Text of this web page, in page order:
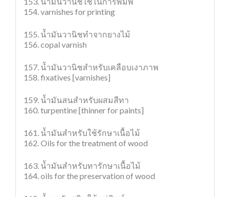
154. varnishes for printing
155. น้ำมันวานิชทำจากยางไม้
156. copal varnish
157. น้ำมันวานิชสำหรับเคลือบเงาภาพ
158. fixatives [varnishes]
159. น้ำมันสนสำหรับผสมสีทา
160. turpentine [thinner for paints]
161. น้ำมันสำหรับใช้รักษาเนื้อไม้
162. Oils for the treatment of wood
163. น้ำมันสำหรับทารักษาเนื้อไม้
164. oils for the preservation of wood